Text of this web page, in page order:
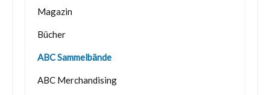
Magazin
Bücher
ABC Sammelbände
ABC Merchandising